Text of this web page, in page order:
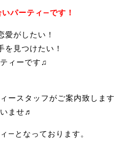
パーティ―です！
愛がしたい！
を見つけたい！
ィーです♫
ースタッフがご案内致します
ませ♬
―となっております。